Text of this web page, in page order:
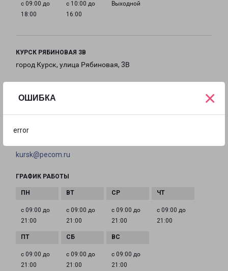
ОШИБКА
error
×
с 09:00 до
18:00
с 10:00 до
16:00
Выходной
КУРСК РЯБИНОВАЯ 3В
город Курск, улица Рябиновая, 3В
kursk@pecom.ru
ГРАФИК РАБОТЫ
с 09:00 до
21:00
с 09:00 до
21:00
с 09:00 до
21:00
с 09:00 до
21:00
с 09:00 до
21:00
с 09:00 до
21:00
с 09:00 до
21:00